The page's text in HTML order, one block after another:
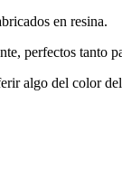
en resina.
perfectos tanto
algo del color